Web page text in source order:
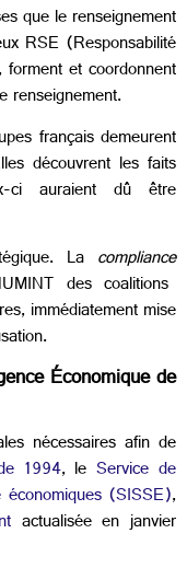
que le renseignement
RSE (Responsabilité
et coordonnent
renseignement.
français demeurent
découvrent les faits
ci auraient dû être
La compliance
des coalitions
immédiatement mise
Économique de
nécessaires afin de
1994, le Service de
économiques (SISSE),
actualisée en janvier